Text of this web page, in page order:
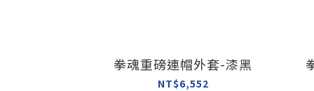
拳魂重磅連帽外套-漆黑
NT$6,552